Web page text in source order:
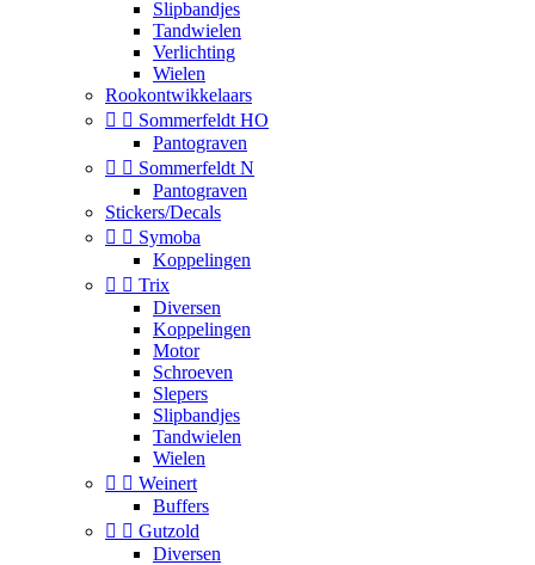
Slipbandjes
Tandwielen
Verlichting
Wielen
Rookontwikkelaars
  Sommerfeldt HO
Pantograven
  Sommerfeldt N
Pantograven
Stickers/Decals
  Symoba
Koppelingen
  Trix
Diversen
Koppelingen
Motor
Schroeven
Slepers
Slipbandjes
Tandwielen
Wielen
  Weinert
Buffers
  Gutzold
Diversen